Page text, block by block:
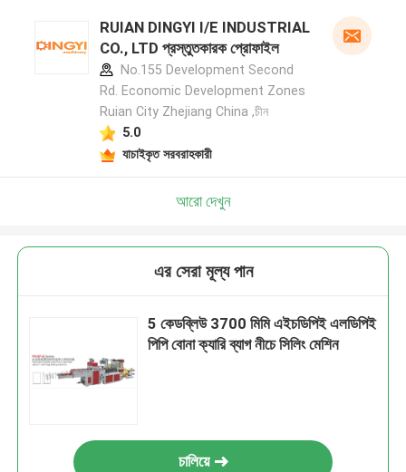
RUIAN DINGYI I/E INDUSTRIAL
CO., LTD প্রস্তুতকারক প্রোফাইল
No.155 Development Second
Rd. Economic Development Zones
Ruian City Zhejiang China ,চীন
5.0
যাচাইকৃত সরবরাহকারী
আরো দেখুন
এর সেরা মূল্য পান
5 কেডব্লিউ 3700 মিমি এইচডিপিই এলডিপিই
পিপি বোনা ক্যারি ব্যাগ নীচে সিলিং মেশিন
চালিয়ে